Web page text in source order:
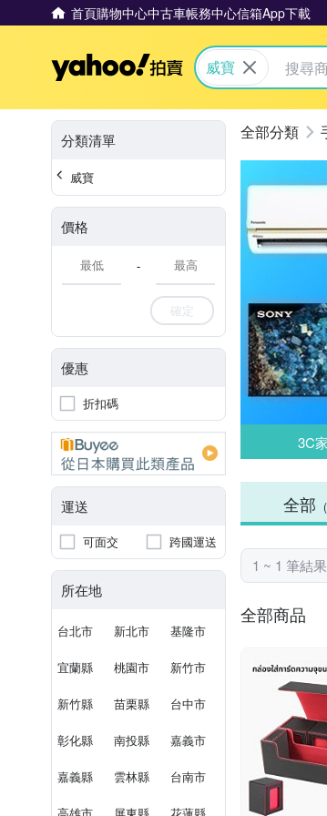
首頁購物中心中古車帳務中心信箱App下載
Yahoo拍賣
威寶
分類清單
威寶
價格
-
確定
優惠
折扣碼
運送
可面交 跨國運送
所在地
台北市 新北市 基隆市
宜蘭縣 桃園市 新竹市
新竹縣 苗栗縣 台中市
彰化縣 南投縣 嘉義市
嘉義縣 雲林縣 台南市
3C
全部
1 ~ 1 筆結果
全部商品